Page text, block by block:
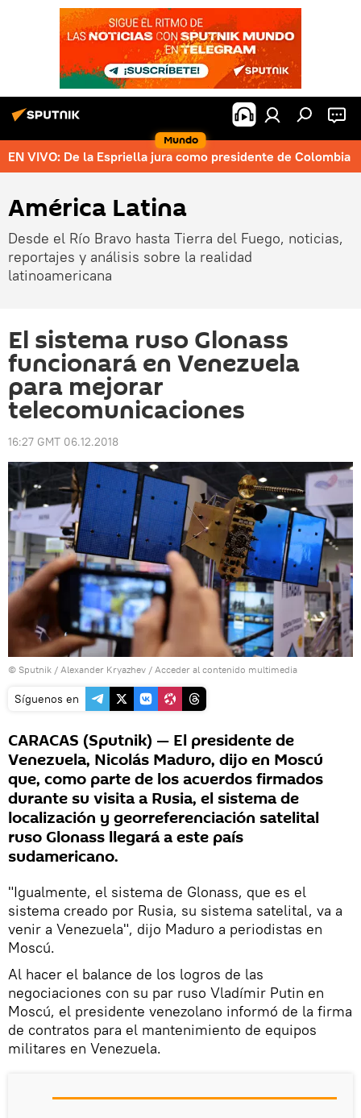
Mundo
EN VIVO: De la Espriella jura como presidente de Colombia
América Latina
Desde el Río Bravo hasta Tierra del Fuego, noticias,
reportajes y análisis sobre la realidad
latinoamericana
El sistema ruso Glonass
funcionará en Venezuela
para mejorar
telecomunicaciones
16:27 GMT 06.12.2018
© Sputnik / Alexander Kryazhev / Acceder al contenido multimedia
Síguenos en
CARACAS (Sputnik) — El presidente de
Venezuela, Nicolás Maduro, dijo en Moscú
que, como parte de los acuerdos firmados
durante su visita a Rusia, el sistema de
localización y georreferenciación satelital
ruso Glonass llegará a este país
sudamericano.
"Igualmente, el sistema de Glonass, que es el
sistema creado por Rusia, su sistema satelital, va a
venir a Venezuela", dijo Maduro a periodistas en
Moscú.
Al hacer el balance de los logros de las
negociaciones con su par ruso Vladímir Putin en
Moscú, el presidente venezolano informó de la firma
de contratos para el mantenimiento de equipos
militares en Venezuela.